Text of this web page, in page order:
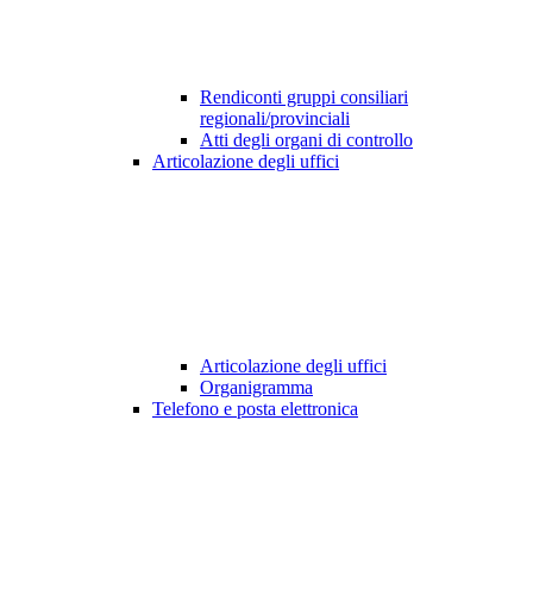
Rendiconti gruppi consiliari
regionali/provinciali
Atti degli organi di controllo
Articolazione degli uffici
Articolazione degli uffici
Organigramma
Telefono e posta elettronica